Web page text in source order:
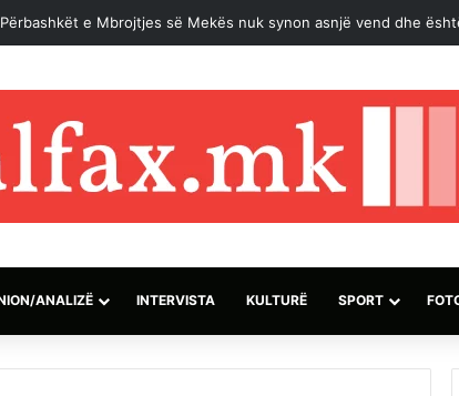
e Mbrojtjes së Mekës nuk synon asnjë vend dhe
ANALIZË INTERVISTA KULTURË SPORT